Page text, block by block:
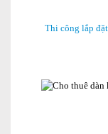
Thi công lắp